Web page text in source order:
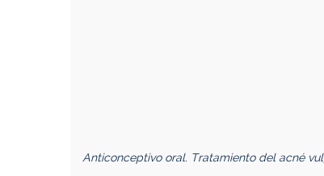
Anticonceptivo oral. Tratamiento del acné